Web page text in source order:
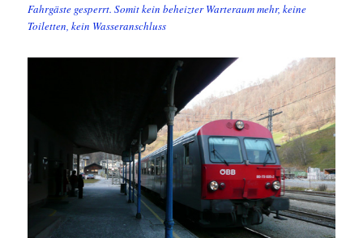
Fahrgäste gesperrt. Somit kein beheizter Warteraum mehr, keine
Toiletten, kein Wasseranschluss